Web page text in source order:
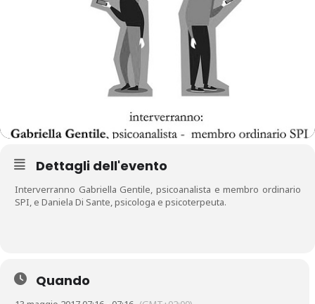
Dettagli dell'evento
Interverranno Gabriella Gentile, psicoanalista e membro ordinario
SPI, e Daniela Di Sante, psicologa e psicoterpeuta.
Quando